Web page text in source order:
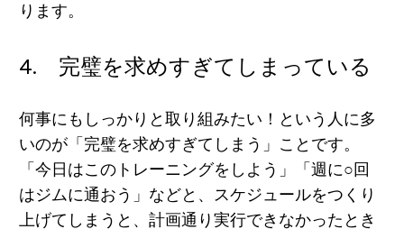
ります。
4. 完璧を求めすぎてしまっている
何事にもしっかりと取り組みたい！という人に多
いのが「完璧を求めすぎてしまう」ことです。
「今日はこのトレーニングをしよう」「週に○回
はジムに通おう」などと、スケジュールをつくり
上げてしまうと、計画通り実行できなかったとき